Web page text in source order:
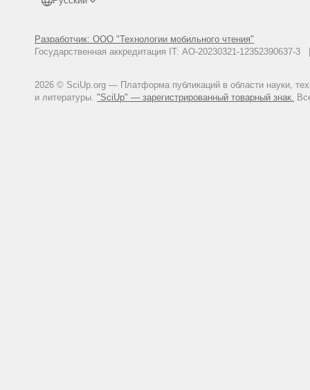
Разработчик: ООО "Технологии мобильного чтения"
Государственная аккредитация IT: АО-20230321-
2026 © SciUp.org — Платформа публикаций в области науки,
и литературы. "SciUp" — зарегистрированный товарный знак.